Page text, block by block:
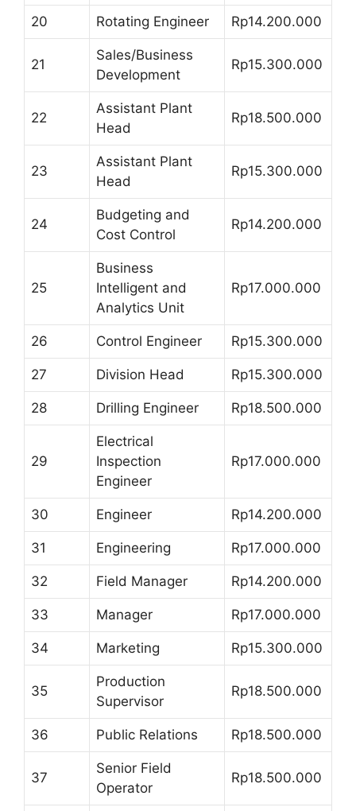
20 Rotating Engineer Rp14.200.000
21
Sales/Business
Development
Rp15.300.000
22
Assistant Plant
Head
Rp18.500.000
23
Assistant Plant
Head
Rp15.300.000
24
Budgeting and
Cost Control
Rp14.200.000
25
Business
Intelligent and
Analytics Unit
Rp17.000.000
26 Control Engineer Rp15.300.000
27 Division Head Rp15.300.000
28 Drilling Engineer Rp18.500.000
29
Electrical
Inspection
Engineer
Rp17.000.000
30 Engineer Rp14.200.000
31 Engineering Rp17.000.000
32 Field Manager Rp14.200.000
33 Manager Rp17.000.000
34 Marketing Rp15.300.000
35
Production
Supervisor
Rp18.500.000
36 Public Relations Rp18.500.000
37
Senior Field
Operator
Rp18.500.000